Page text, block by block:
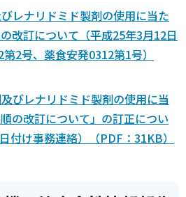
レナリドミド製剤の使用に当た
改訂について（平成25年3月12日
2号、薬食安発0312第1号）
及びレナリドミド製剤の使用に当
の改訂について」の訂正につい
付け事務連絡）（PDF：31KB）